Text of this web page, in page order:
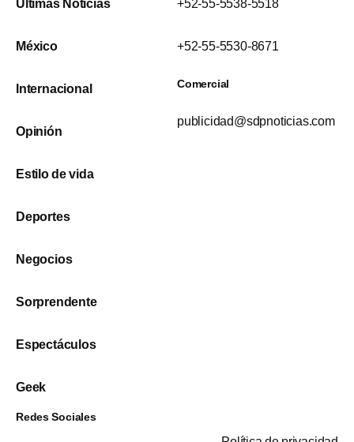
Últimas Noticias
México
Internacional
Opinión
Estilo de vida
Deportes
Negocios
Sorprendente
Espectáculos
Geek
+52-55-5538-5518
+52-55-5530-8671
Comercial
publicidad@sdpnoticias.com
Redes Sociales